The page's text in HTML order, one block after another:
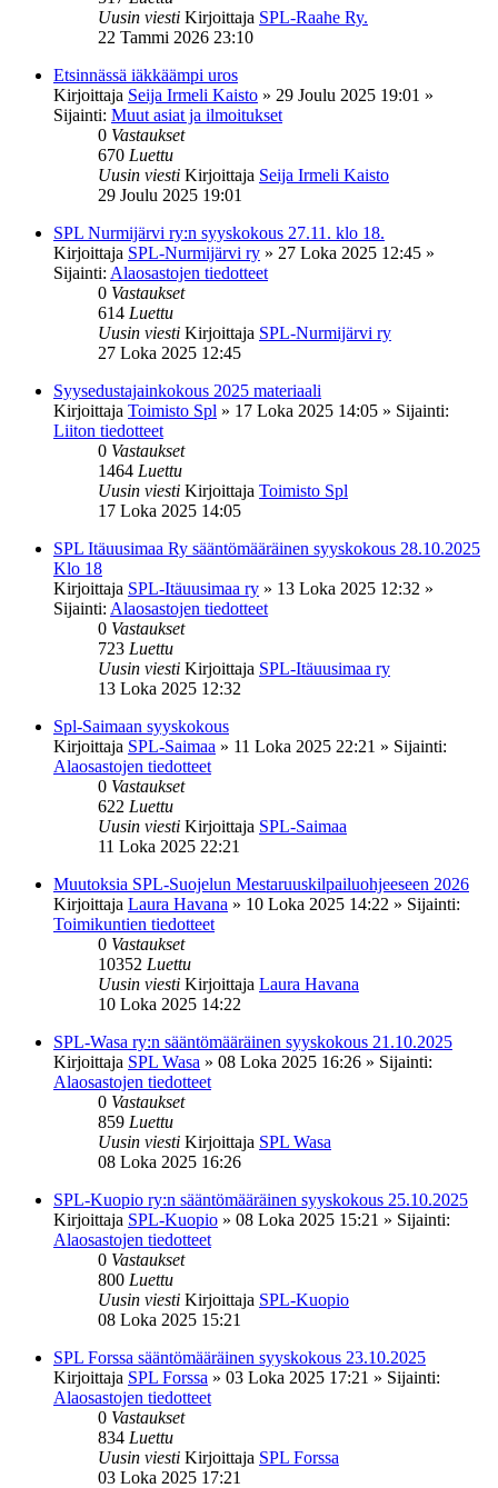
Uusin viesti Kirjoittaja SPL-Raahe Ry.
22 Tammi 2026 23:10
Etsinnässä iäkkäämpi uros
Kirjoittaja Seija Irmeli Kaisto » 29 Joulu 2025 19:01 »
Sijainti: Muut asiat ja ilmoitukset
0 Vastaukset
670 Luettu
Uusin viesti Kirjoittaja Seija Irmeli Kaisto
29 Joulu 2025 19:01
SPL Nurmijärvi ry:n syyskokous 27.11. klo 18.
Kirjoittaja SPL-Nurmijärvi ry » 27 Loka 2025 12:45 »
Sijainti: Alaosastojen tiedotteet
0 Vastaukset
614 Luettu
Uusin viesti Kirjoittaja SPL-Nurmijärvi ry
27 Loka 2025 12:45
Syysedustajainkokous 2025 materiaali
Kirjoittaja Toimisto Spl » 17 Loka 2025 14:05 » Sijainti:
Liiton tiedotteet
0 Vastaukset
1464 Luettu
Uusin viesti Kirjoittaja Toimisto Spl
17 Loka 2025 14:05
SPL Itäuusimaa Ry sääntömääräinen syyskokous 28.10.2025
Klo 18
Kirjoittaja SPL-Itäuusimaa ry » 13 Loka 2025 12:32 »
Sijainti: Alaosastojen tiedotteet
0 Vastaukset
723 Luettu
Uusin viesti Kirjoittaja SPL-Itäuusimaa ry
13 Loka 2025 12:32
Spl-Saimaan syyskokous
Kirjoittaja SPL-Saimaa » 11 Loka 2025 22:21 » Sijainti:
Alaosastojen tiedotteet
0 Vastaukset
622 Luettu
Uusin viesti Kirjoittaja SPL-Saimaa
11 Loka 2025 22:21
Muutoksia SPL-Suojelun Mestaruuskilpailuohjeeseen 2026
Kirjoittaja Laura Havana » 10 Loka 2025 14:22 » Sijainti:
Toimikuntien tiedotteet
0 Vastaukset
10352 Luettu
Uusin viesti Kirjoittaja Laura Havana
10 Loka 2025 14:22
SPL-Wasa ry:n sääntömääräinen syyskokous 21.10.2025
Kirjoittaja SPL Wasa » 08 Loka 2025 16:26 » Sijainti:
Alaosastojen tiedotteet
0 Vastaukset
859 Luettu
Uusin viesti Kirjoittaja SPL Wasa
08 Loka 2025 16:26
SPL-Kuopio ry:n sääntömääräinen syyskokous 25.10.2025
Kirjoittaja SPL-Kuopio » 08 Loka 2025 15:21 » Sijainti:
Alaosastojen tiedotteet
0 Vastaukset
800 Luettu
Uusin viesti Kirjoittaja SPL-Kuopio
08 Loka 2025 15:21
SPL Forssa sääntömääräinen syyskokous 23.10.2025
Kirjoittaja SPL Forssa » 03 Loka 2025 17:21 » Sijainti:
Alaosastojen tiedotteet
0 Vastaukset
834 Luettu
Uusin viesti Kirjoittaja SPL Forssa
03 Loka 2025 17:21